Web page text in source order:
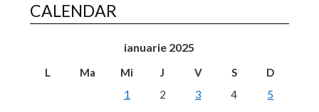
CALENDAR
ianuarie 2025
L Ma Mi J V S
D
1
2 3 4 5